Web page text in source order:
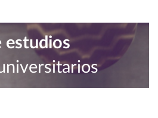
estudios